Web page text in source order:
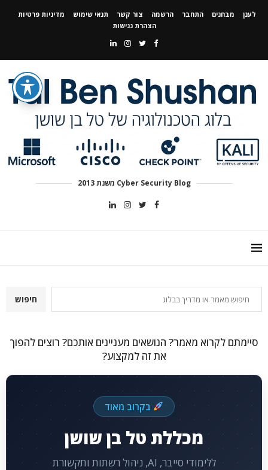
לענן מבחנים התחבר הרשמה צור קשר תנאי שימוש
מדיניות פרטיות
הצהרת נגישות
Cyber Security Blog משנת 2013
חיפוש
סיימתם לקרוא מאמר? הנושאים מעניינים אותכם? רוצים להפוך
את זה למקצוע?
בקרוב מאוד
מכללת טל בן שושן
ללימודי סייבר, AI, ניהול רשתות ותקשורת